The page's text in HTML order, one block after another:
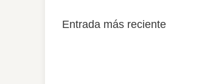
Entrada más reciente